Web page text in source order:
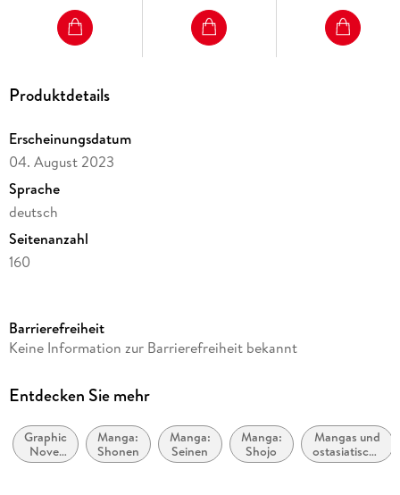
Produktdetails
Erscheinungsdatum
04. August 2023
Sprache
deutsch
Seitenanzahl
160
Autor/Autorin
Übersetzung
Verlag/Hersteller
Manga Cult
Barrierefreiheit
Keine Information zur Barrierefreiheit bekannt
Entdecken Sie mehr
Graphic
Novel
und
Manga:
Shonen
Manga:
Seinen
Manga:
Shojo
Mangas und
ostasiatische
Comic-Stile